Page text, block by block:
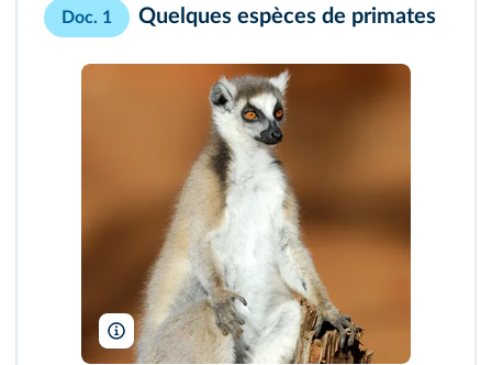
Doc. 1 Quelques espèces de primates
H Lansdown/Alamy